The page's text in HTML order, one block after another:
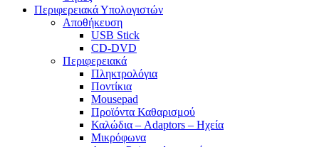
Περιφερειακά Υπολογιστών
Αποθήκευση
USB Stick
CD-DVD
Περιφερειακά
Πληκτρολόγια
Ποντίκια
Mousepad
Προϊόντα Καθαρισμού
Καλώδια – Adaptors – Ηχεία
Μικρόφωνα